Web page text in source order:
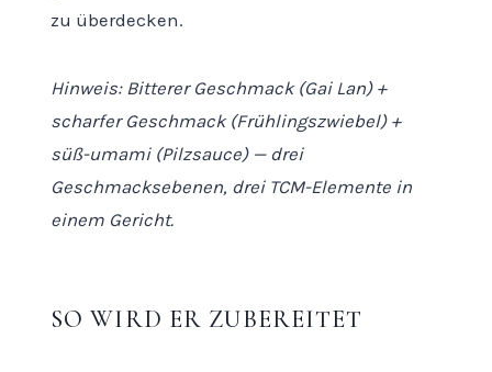
zu überdecken.
Hinweis: Bitterer Geschmack (Gai Lan) +
scharfer Geschmack (Frühlingszwiebel) +
süß-umami (Pilzsauce) — drei
Geschmacksebenen, drei TCM-Elemente in
einem Gericht.
SO WIRD ER ZUBEREITET